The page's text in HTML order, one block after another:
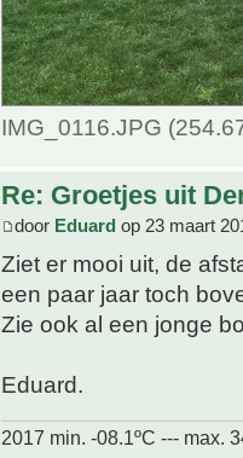
IMG_0116.JPG
Re: Groetjes uit
door Eduard op 23 maart
Ziet er mooi uit, de
een paar jaar toch
Zie ook al een jonge
Eduard.
2017 min. -08.1ºC --- max.